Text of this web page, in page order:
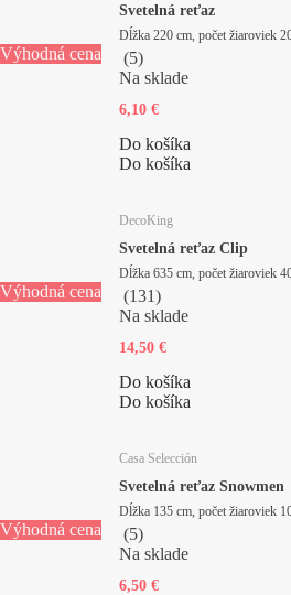
Výhodná cena
Svetelná reťaz
Dĺžka 220 cm, počet žiaroviek
(5)
Na sklade
6,10 €
Do košíka
Do košíka
Výhodná cena
DecoKing
Svetelná reťaz Clip
Dĺžka 635 cm, počet žiaroviek
(131)
Na sklade
14,50 €
Do košíka
Do košíka
Výhodná cena
Casa Selección
Svetelná reťaz Snowmen
Dĺžka 135 cm, počet žiaroviek
(5)
Na sklade
6,50 €